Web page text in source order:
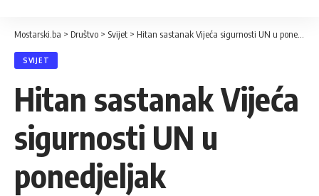
Mostarski.ba > Društvo > Svijet > Hitan sastanak Vijeća sigurnosti UN u ponedjeljak
SVIJET
Hitan sastanak Vijeća
sigurnosti UN u
ponedjeljak